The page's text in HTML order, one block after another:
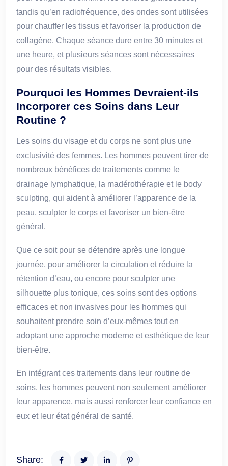
tandis qu’en radiofréquence, des ondes sont utilisées
pour chauffer les tissus et favoriser la production de
collagène. Chaque séance dure entre 30 minutes et
une heure, et plusieurs séances sont nécessaires
pour des résultats visibles.
Pourquoi les Hommes Devraient-ils
Incorporer ces Soins dans Leur
Routine ?
Les soins du visage et du corps ne sont plus une
exclusivité des femmes. Les hommes peuvent tirer de
nombreux bénéfices de traitements comme le
drainage lymphatique, la madérothérapie et le body
sculpting, qui aident à améliorer l’apparence de la
peau, sculpter le corps et favoriser un bien-être
général.
Que ce soit pour se détendre après une longue
journée, pour améliorer la circulation et réduire la
rétention d’eau, ou encore pour sculpter une
silhouette plus tonique, ces soins sont des options
efficaces et non invasives pour les hommes qui
souhaitent prendre soin d’eux-mêmes tout en
adoptant une approche moderne et esthétique de leur
bien-être.
En intégrant ces traitements dans leur routine de
soins, les hommes peuvent non seulement améliorer
leur apparence, mais aussi renforcer leur confiance en
eux et leur état général de santé.
Share: